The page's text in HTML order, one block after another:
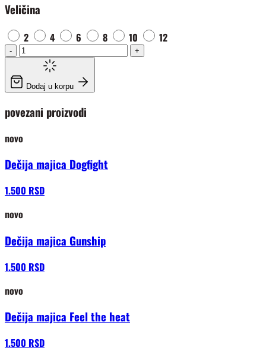
Veličina
2 4 6 8 10 12
- +
Dodaj u korpu
povezani proizvodi
novo
Dečija majica Dogfight
1.500 RSD
novo
Dečija majica Gunship
1.500 RSD
novo
Dečija majica Feel the heat
1.500 RSD